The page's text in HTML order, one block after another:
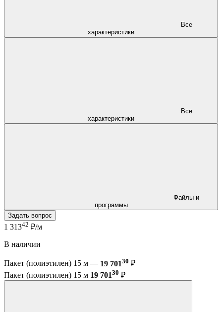
характеристики
характеристики
программы
Задать вопрос
1 31342 ₽/м
В наличии
Пакет (полиэтилен) 15 м — 19 70130 ₽
Пакет (полиэтилен) 15 м 19 70130 ₽